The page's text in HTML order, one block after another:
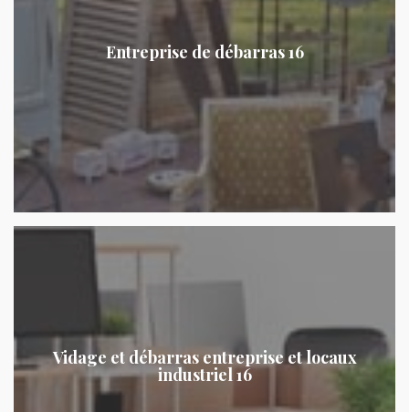
Entreprise de débarras 16
Vidage et débarras entreprise et locaux
industriel 16